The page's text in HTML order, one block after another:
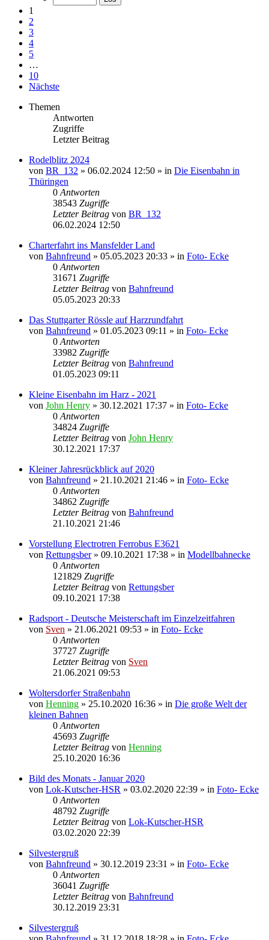
1
2
3
4
5
…
10
Nächste
Themen
Antworten
Zugriffe
Letzter Beitrag
Rodelblitz 2024
von BR_132 » 06.02.2024 12:50 » in Die Eisenbahn in
Thüringen
0 Antworten
38543 Zugriffe
Letzter Beitrag von BR_132
06.02.2024 12:50
Charterfahrt ins Mansfelder Land
von Bahnfreund » 05.05.2023 20:33 » in Foto- Ecke
0 Antworten
31671 Zugriffe
Letzter Beitrag von Bahnfreund
05.05.2023 20:33
Das Stuttgarter Rössle auf Harzrundfahrt
von Bahnfreund » 01.05.2023 09:11 » in Foto- Ecke
0 Antworten
33982 Zugriffe
Letzter Beitrag von Bahnfreund
01.05.2023 09:11
Kleine Eisenbahn im Harz - 2021
von John Henry » 30.12.2021 17:37 » in Foto- Ecke
0 Antworten
34824 Zugriffe
Letzter Beitrag von John Henry
30.12.2021 17:37
Kleiner Jahresrückblick auf 2020
von Bahnfreund » 21.10.2021 21:46 » in Foto- Ecke
0 Antworten
34862 Zugriffe
Letzter Beitrag von Bahnfreund
21.10.2021 21:46
Vorstellung Electrotren Ferrobus E3621
von Rettungsber» 09.10.2021 17:38 » in Modellbahnecke
0 Antworten
121829 Zugriffe
Letzter Beitrag von Rettungsber
09.10.2021 17:38
Radsport - Deutsche Meisterschaft im Einzelzeitfahren
von Sven » 21.06.2021 09:53 » in Foto- Ecke
0 Antworten
37727 Zugriffe
Letzter Beitrag von Sven
21.06.2021 09:53
Woltersdorfer Straßenbahn
von Henning » 25.10.2020 16:36 » in Die große Welt der
kleinen Bahnen
0 Antworten
45693 Zugriffe
Letzter Beitrag von Henning
25.10.2020 16:36
Bild des Monats - Januar 2020
von Lok-Kutscher-HSR » 03.02.2020 22:39 » in Foto- Ecke
0 Antworten
48792 Zugriffe
Letzter Beitrag von Lok-Kutscher-HSR
03.02.2020 22:39
Silvestergruß
von Bahnfreund » 30.12.2019 23:31 » in Foto- Ecke
0 Antworten
36041 Zugriffe
Letzter Beitrag von Bahnfreund
30.12.2019 23:31
Silvestergruß